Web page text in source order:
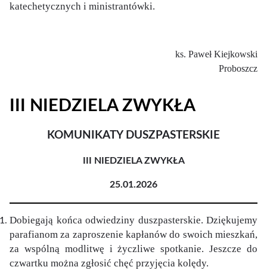
katechetycznych i ministrantówki.
ks. Paweł Kiejkowski
Proboszcz
III NIEDZIELA ZWYKŁA
KOMUNIKATY DUSZPASTERSKIE
III NIEDZIELA ZWYKŁA
25.01.2026
Dobiegają końca odwiedziny duszpasterskie. Dziękujemy
parafianom za zaproszenie kapłanów do swoich mieszkań,
za wspólną modlitwę i życzliwe spotkanie. Jeszcze do
czwartku można zgłosić chęć przyjęcia kolędy.